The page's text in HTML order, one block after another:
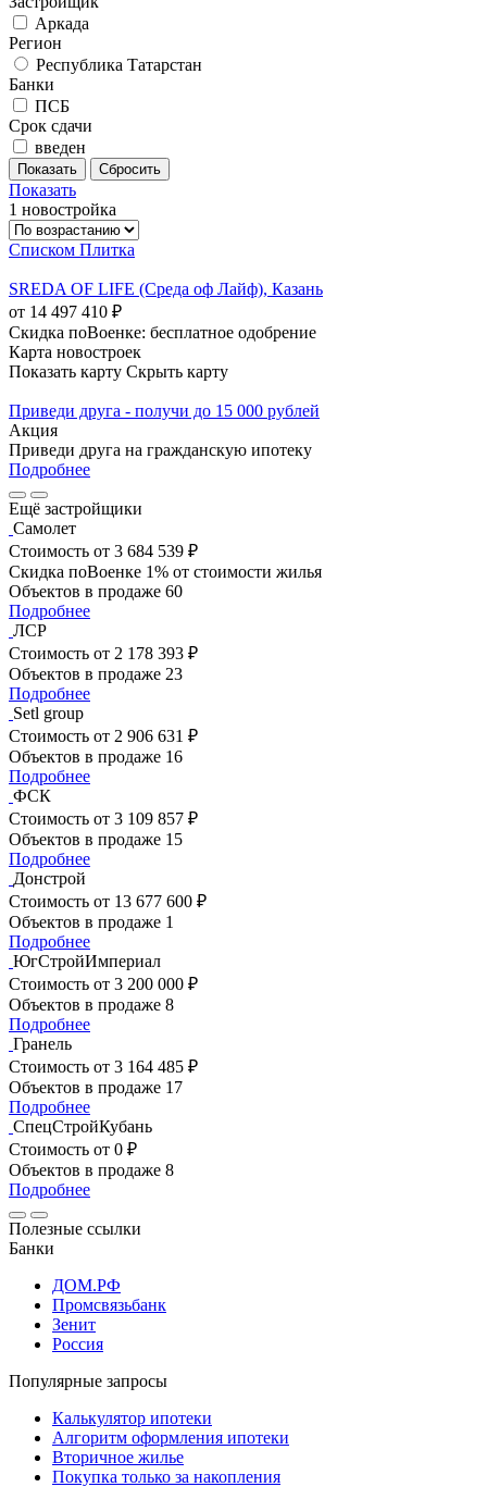
Аркада
Регион
Республика Татарстан
Банки
ПСБ
Срок сдачи
введен
Показать
1 новостройка
Списком Плитка
SREDA OF LIFE (Среда оф Лайф), Казань
от 14 497 410 ₽
Скидка поВоенке: бесплатное одобрение
Карта новостроек
Показать карту Скрыть карту
Приведи друга - получи до 15 000 рублей
Акция
Приведи друга на гражданскую ипотеку
Подробнее
Ещё застройщики
Самолет
Стоимость от 3 684 539 ₽
Скидка поВоенке 1% от стоимости жилья
Объектов в продаже 60
Подробнее
ЛСР
Стоимость от 2 178 393 ₽
Объектов в продаже 23
Подробнее
Setl group
Стоимость от 2 906 631 ₽
Объектов в продаже 16
Подробнее
ФСК
Стоимость от 3 109 857 ₽
Объектов в продаже 15
Подробнее
Донстрой
Стоимость от 13 677 600 ₽
Объектов в продаже 1
Подробнее
ЮгСтройИмпериал
Стоимость от 3 200 000 ₽
Объектов в продаже 8
Подробнее
Гранель
Стоимость от 3 164 485 ₽
Объектов в продаже 17
Подробнее
СпецСтройКубань
Стоимость от 0 ₽
Объектов в продаже 8
Подробнее
Полезные ссылки
Банки
ДОМ.РФ
Промсвязьбанк
Зенит
Россия
Популярные запросы
Калькулятор ипотеки
Алгоритм оформления ипотеки
Вторичное жилье
Покупка только за накопления